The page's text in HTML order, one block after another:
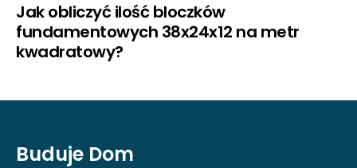
Jak obliczyć ilość bloczków
fundamentowych 38x24x12 na metr
kwadratowy?
Buduje Dom